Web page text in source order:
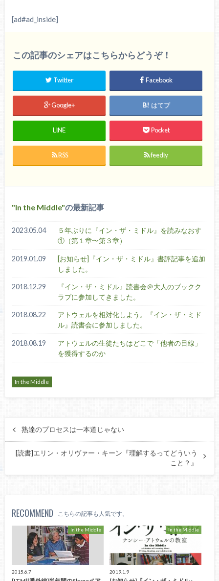
[ad#ad_inside]
この記事のシェアはこちらからどうぞ！
Twitter Facebook
Google+ はてブ
LINE Pocket
RSS feedly
In the Middle の最新記事
2023.05.04
５年ぶりに『イン・ザ・ミドル』を読みなおす
①（第１章〜第３章）
2019.01.09
[お知らせ]『イン・ザ・ミドル』書評記事を追加
しました。
2018.12.29
『イン・ザ・ミドル』読書会＠大人のブックク
ラブに参加してきました。
2018.08.22
アトウェルを相対化しよう。『イン・ザ・ミド
ル』読書会に参加しました。
2018.08.19
アトウェルの生徒たちはどこで「他者の目線」
を獲得するのか
In the Middle
熟達のプロセスは一本道じゃない
[読書]エリン・オリヴァー・キーン『理解するってどういう
こと？』
RECOMMEND こちらの記事も人気です。
In the Middle
2015.6.7
In the Middle
2019.1.9